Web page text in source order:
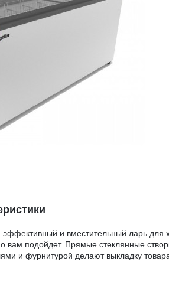
и вместительный ларь для
вам подойдет. Прямые стеклянные
и фурнитурой делают выкладку